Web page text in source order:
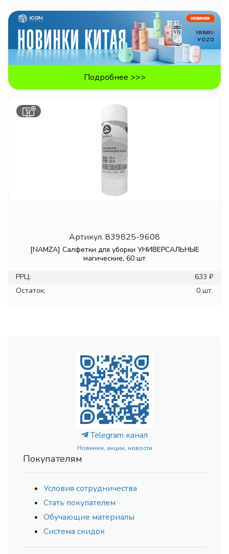
Подробнее >>>
Артикул. 839825-9608
[NAMZA] Салфетки для уборки УНИВЕРСАЛЬНЫЕ
магические, 60 шт
РРЦ:
633 ₽
Остаток:
0 шт.
Telegram канал
Новинки, акции, новости
Покупателям
Условия сотрудничества
Стать покупателем
Обучающие материалы
Система скидок